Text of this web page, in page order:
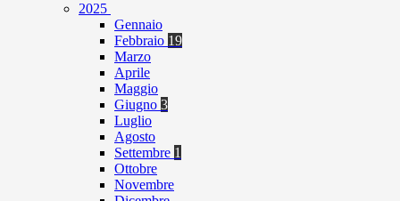
2025
Gennaio
Febbraio 19
Marzo
Aprile
Maggio
Giugno 3
Luglio
Agosto
Settembre 1
Ottobre
Novembre